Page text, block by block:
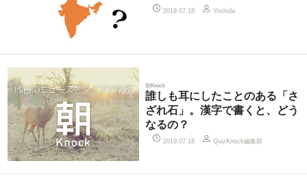
2019.07.18 Yoshida
朝Knock
誰しも耳にしたことのある「さ
ざれ石」。漢字で書くと、どう
なるの？
2019.07.18 QuizKnock編集部